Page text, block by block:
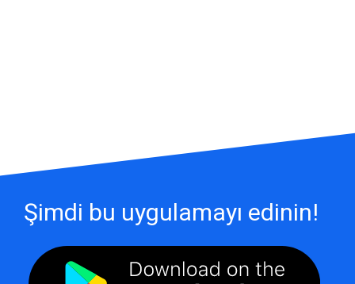
Şimdi bu uygulamayı edinin!